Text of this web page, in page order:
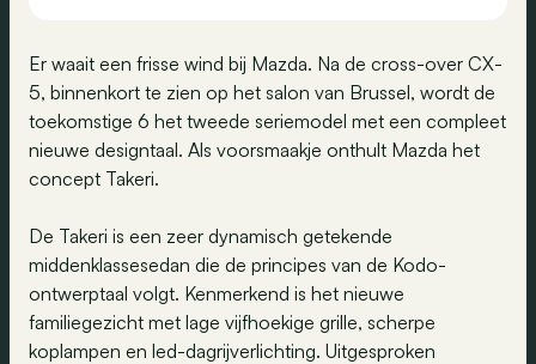
Er waait een frisse wind bij Mazda. Na de cross-over CX-
5, binnenkort te zien op het salon van Brussel, wordt de
toekomstige 6 het tweede seriemodel met een compleet
nieuwe designtaal. Als voorsmaakje onthult Mazda het
concept Takeri.
De Takeri is een zeer dynamisch getekende
middenklassesedan die de principes van de Kodo-
ontwerptaal volgt. Kenmerkend is het nieuwe
familiegezicht met lage vijfhoekige grille, scherpe
koplampen en led-dagrijverlichting. Uitgesproken